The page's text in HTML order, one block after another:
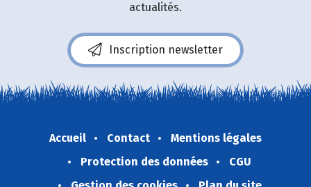
actualités.
Inscription newsletter
Accueil Contact
Mentions légales
Protection des données
CGU